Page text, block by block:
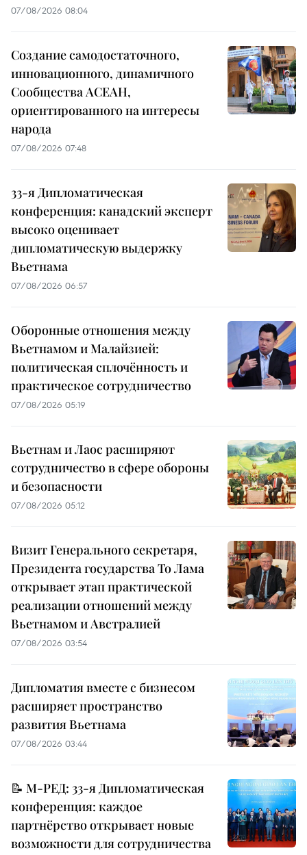
07/08/2026 08:04
Создание самодостаточного,
инновационного, динамичного
Сообщества АСЕАН,
ориентированного на интересы
народа
07/08/2026 07:48
33-я Дипломатическая
конференция: канадский эксперт
высоко оценивает
дипломатическую выдержку
Вьетнама
07/08/2026 06:57
Оборонные отношения между
Вьетнамом и Малайзией:
политическая сплочённость и
практическое сотрудничество
07/08/2026 05:19
Вьетнам и Лаос расширяют
сотрудничество в сфере обороны
и безопасности
07/08/2026 05:12
Визит Генерального секретаря,
Президента государства То Лама
открывает этап практической
реализации отношений между
Вьетнамом и Австралией
07/08/2026 03:54
Дипломатия вместе с бизнесом
расширяет пространство
развития Вьетнама
07/08/2026 03:44
📝 М-РЕД: 33-я Дипломатическая
конференция: каждое
партнёрство открывает новые
возможности для сотрудничества